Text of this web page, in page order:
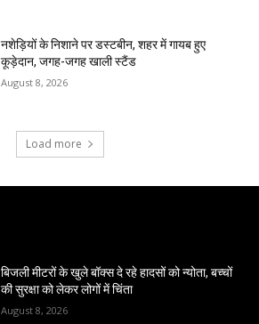
नशेड़ियों के निशाने पर डस्टबीन, शहर में गायब हुए
कूड़ेदान, जगह-जगह खाली स्टैंड
August 8, 2026
Load more
बिजली मीटरों के खुले बॉक्स दे रहे हादसों को न्योता, बच्चों
की सुरक्षा को लेकर लोगों में चिंता
August 8, 2026